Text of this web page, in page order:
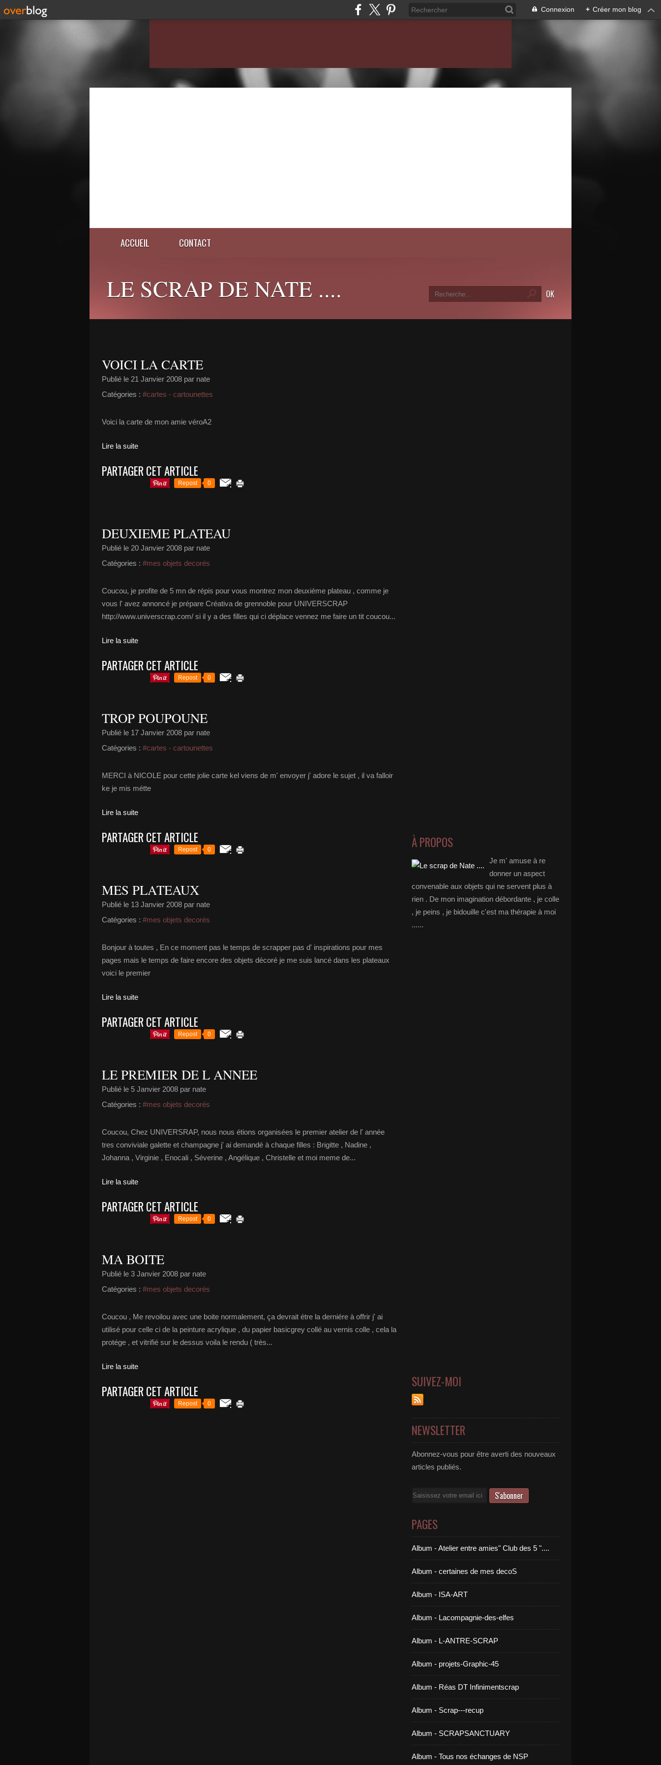
Connexion + Créer mon blog
ACCUEIL CONTACT
LE SCRAP DE NATE ....
VOICI LA CARTE
Publié le 21 Janvier 2008 par nate
Catégories : #cartes - cartounettes
Voici la carte de mon amie véroA2
Lire la suite
PARTAGER CET ARTICLE
Repost 0
DEUXIEME PLATEAU
Publié le 20 Janvier 2008 par nate
Catégories : #mes objets decorés
Coucou, je profite de 5 mn de répis pour vous montrez mon deuxiéme plateau , comme je
vous l' avez annoncé je prépare Créativa de grennoble pour UNIVERSCRAP
http://www.universcrap.com/ si il y a des filles qui ci déplace vennez me faire un tit coucou...
Lire la suite
PARTAGER CET ARTICLE
Repost 0
TROP POUPOUNE
Publié le 17 Janvier 2008 par nate
Catégories : #cartes - cartounettes
MERCI à NICOLE pour cette jolie carte kel viens de m' envoyer j' adore le sujet , il va falloir
ke je mis métte
Lire la suite
PARTAGER CET ARTICLE
Repost 0
MES PLATEAUX
Publié le 13 Janvier 2008 par nate
Catégories : #mes objets decorés
Bonjour à toutes , En ce moment pas le temps de scrapper pas d' inspirations pour mes
pages mais le temps de faire encore des objets décoré je me suis lancé dans les plateaux
voici le premier
Lire la suite
PARTAGER CET ARTICLE
Repost 0
LE PREMIER DE L ANNEE
Publié le 5 Janvier 2008 par nate
Catégories : #mes objets decorés
Coucou, Chez UNIVERSRAP, nous nous étions organisées le premier atelier de l' année
tres conviviale galette et champagne j' ai demandé à chaque filles : Brigitte , Nadine ,
Johanna , Virginie , Enocali , Séverine , Angélique , Christelle et moi meme de...
Lire la suite
PARTAGER CET ARTICLE
Repost 0
MA BOITE
Publié le 3 Janvier 2008 par nate
Catégories : #mes objets decorés
Coucou , Me revoilou avec une boite normalement, ça devrait étre la derniére à offrir j' ai
utilisé pour celle ci de la peinture acrylique , du papier basicgrey collé au vernis colle , cela la
protége , et vitrifié sur le dessus voila le rendu ( très...
Lire la suite
PARTAGER CET ARTICLE
Repost 0
À PROPOS
Je m' amuse à re
donner un aspect
convenable aux objets qui ne servent plus à
rien . De mon imagination débordante , je colle
, je peins , je bidouille c'est ma thérapie à moi
......
SUIVEZ-MOI
NEWSLETTER
Abonnez-vous pour être averti des nouveaux
articles publiés.
Email
PAGES
Album - Atelier entre amies" Club des 5 "....
Album - certaines de mes decoS
Album - ISA-ART
Album - Lacompagnie-des-elfes
Album - L-ANTRE-SCRAP
Album - projets-Graphic-45
Album - Réas DT Infinimentscrap
Album - Scrap---recup
Album - SCRAPSANCTUARY
Album - Tous nos échanges de NSP